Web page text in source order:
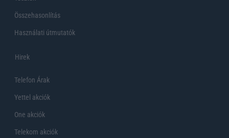
Összehasonlítás
Használati útmutatók
Hirek
Telefon Árak
Yettel akciók
One akciók
Telekom akciók